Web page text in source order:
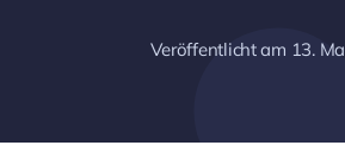
Veröffentlicht am 13.